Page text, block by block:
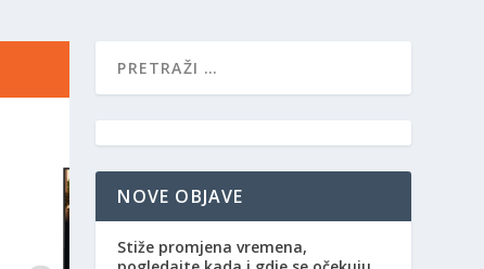
NOVE OBJAVE
Stiže promjena vremena,